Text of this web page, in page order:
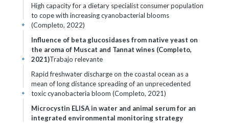
High capacity for a dietary specialist consumer population
to cope with increasing cyanobacterial blooms
(Completo, 2022)
+
Influence of beta glucosidases from native yeast on
the aroma of Muscat and Tannat wines (Completo,
2021)Trabajo relevante
+
Rapid freshwater discharge on the coastal ocean as a
mean of long distance spreading of an unprecedented
toxic cyanobacteria bloom (Completo, 2021)
+
Microcystin ELISA in water and animal serum for an
integrated environmental monitoring strategy